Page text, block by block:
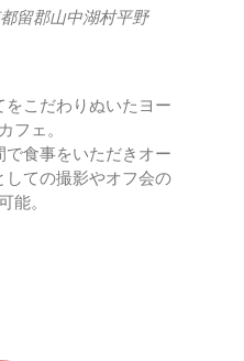
留郡山中湖村平野
こだわりぬいたヨー
フェ。
食事をいただきオー
ての撮影やオフ会の
能。